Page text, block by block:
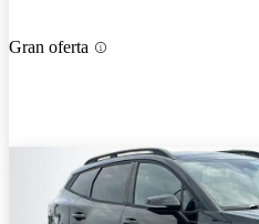
Gran oferta